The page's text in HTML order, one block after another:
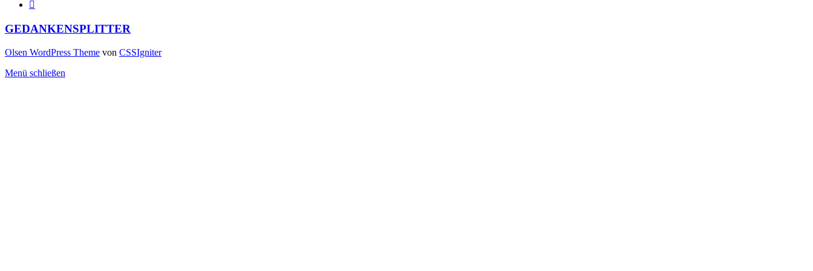
GEDANKENSPLITTER
Olsen WordPress Theme von CSSIgniter
Menü schließen